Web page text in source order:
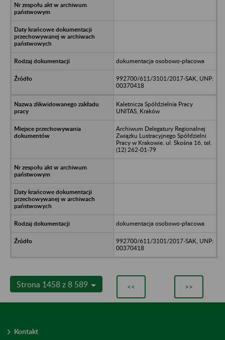
dokumentacja osobowo-płacowa
992700/611/3101/2017-SAK, UNP:
00370418
Kaletnicza Spółdzielnia Pracy
UNITAS, Kraków
Archiwum Delegatury Regionalnej
Związku Lustracyjnego Spółdzielni
Pracy w Krakowie, ul. Skośna 16, tel.
(12) 262-01-79
dokumentacja osobowo-płacowa
992700/611/3101/2017-SAK, UNP:
00370418
Strona 1458 z 8 589 << >>
Kontakt